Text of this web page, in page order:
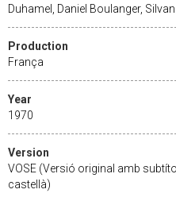
Duhamel, Daniel Boulanger,
Production
França
Year
1970
Version
VOSE (Versió original amb
castellà)